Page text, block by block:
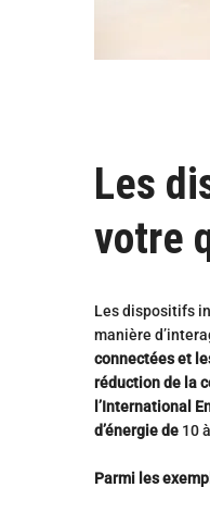
Les
votre
Les dispositifs
manière
connectées et
réduction de la
l’International
d’énergie de 10
Parmi les